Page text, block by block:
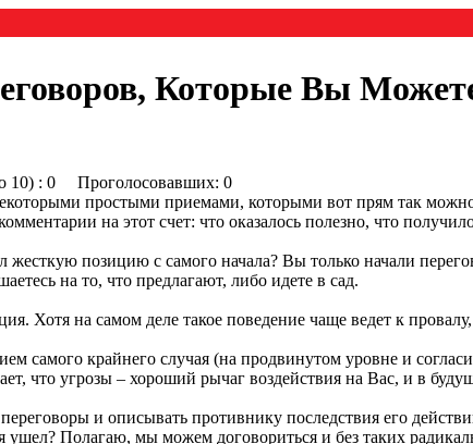
Которые Вы
10) : 0 Проголосовавших: 0
простыми приемами, которыми вот прям так
на этот счет: что оказалось полезно, что
жесткую позицию с самого начала? Вы только начали
на то, что предлагают, либо идете в сад.
Хотя на самом деле такое поведение чаще ведет к
самого крайнего случая (на продвинутом уровне и
что угрозы – хороший рычаг воздействия на Вас, и в
и описывать противнику последствия его
ушел? Полагаю, мы можем договориться и без таких